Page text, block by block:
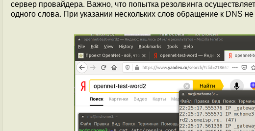
сервер провайдера. Важно, что попытка резолвинга
одного слова. При указании нескольких слов обращение к DNS не